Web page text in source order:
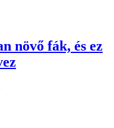
növő fák, és ez